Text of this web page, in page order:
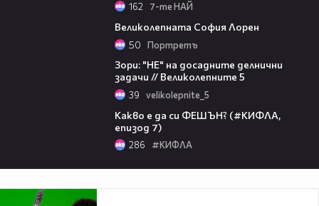
162 7-те НАЙ
Великолепната София Лорен
50 Портретъ
Зори: "НЕ" на досадните делнични
задачи // Великолепните 5
39 velikolepnite_5
Какво е да си ФЕШЪН? (#КИФЛА,
епизод 7)
286 #КИФЛА